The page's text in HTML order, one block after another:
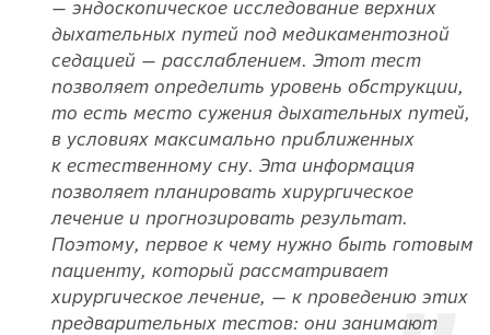
— эндоскопическое исследование верхних
дыхательных путей под медикаментозной
седацией — расслаблением. Этот тест
позволяет определить уровень обструкции,
то есть место сужения дыхательных путей,
в условиях максимально приближенных
к естественному сну. Эта информация
позволяет планировать хирургическое
лечение и прогнозировать результат.
Поэтому, первое к чему нужно быть готовым
пациенту, который рассматривает
хирургическое лечение, — к проведению этих
предварительных тестов: они занимают